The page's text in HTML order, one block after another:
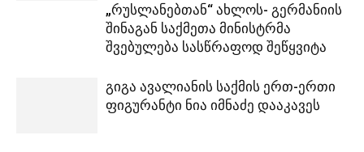
„რუსლანებთან“ ახლოს- გერმანიის
შინაგან საქმეთა მინისტრმა
შვებულება სასწრაფოდ შეწყვიტა
გიგა ავალიანის საქმის ერთ-ერთი
ფიგურანტი ნია იმნაძე დააკავეს